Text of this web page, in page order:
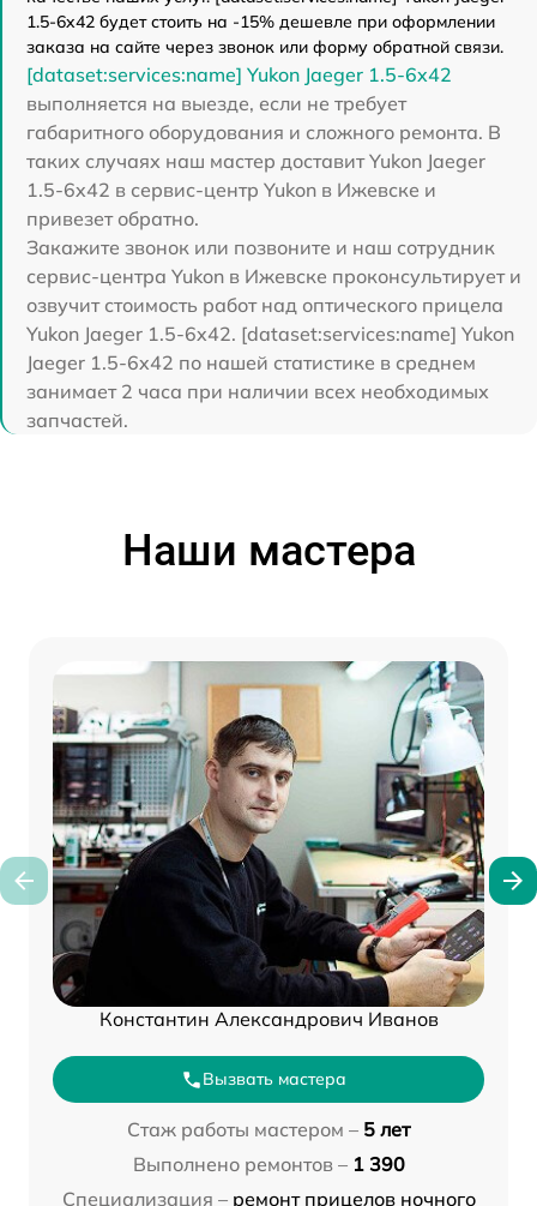
1.5-6x42 будет стоить на -15% дешевле при оформлении
заказа на сайте через звонок или форму обратной связи.
[dataset:services:name] Yukon Jaeger 1.5-6x42
выполняется на выезде, если не требует
габаритного оборудования и сложного ремонта. В
таких случаях наш мастер доставит Yukon Jaeger
1.5-6x42 в сервис-центр Yukon в Ижевске и
привезет обратно.
Закажите звонок или позвоните и наш сотрудник
сервис-центра Yukon в Ижевске проконсультирует и
озвучит стоимость работ над оптического прицела
Yukon Jaeger 1.5-6x42. [dataset:services:name] Yukon
Jaeger 1.5-6x42 по нашей статистике в среднем
занимает 2 часа при наличии всех необходимых
запчастей.
Наши мастера
Константин Александрович Иванов
Вызвать мастера
Стаж работы мастером – 5 лет
Выполнено ремонтов – 1 390
Специализация – ремонт прицелов ночного